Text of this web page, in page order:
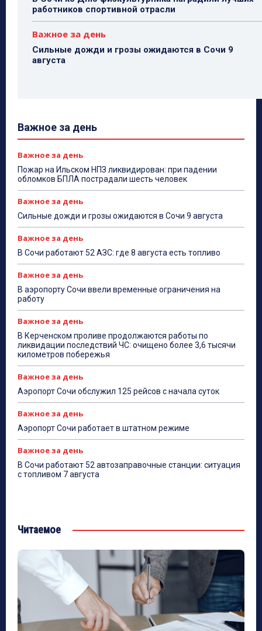
работников спортивной отрасли
Важное за день
Сильные дожди и грозы ожидаются в Сочи 9
августа
Важное за день
Важное за день
Пожар на Ильском НПЗ ликвидирован: при падении
обломков БПЛА пострадали шесть человек
Важное за день
Сильные дожди и грозы ожидаются в Сочи 9 августа
Важное за день
В Сочи работают 52 АЗС: где 8 августа есть топливо
Важное за день
В аэропорту Сочи ввели временные ограничения на
работу
Важное за день
В Керченском проливе продолжаются работы по
ликвидации последствий ЧС: очищено более 3,6 тысячи
километров побережья
Важное за день
Аэропорт Сочи обслужил 125 рейсов с начала суток
Важное за день
Аэропорт Сочи работает в штатном режиме
Важное за день
В Сочи работают 52 автозаправочные станции: ситуация
с топливом 7 августа
Читаемое